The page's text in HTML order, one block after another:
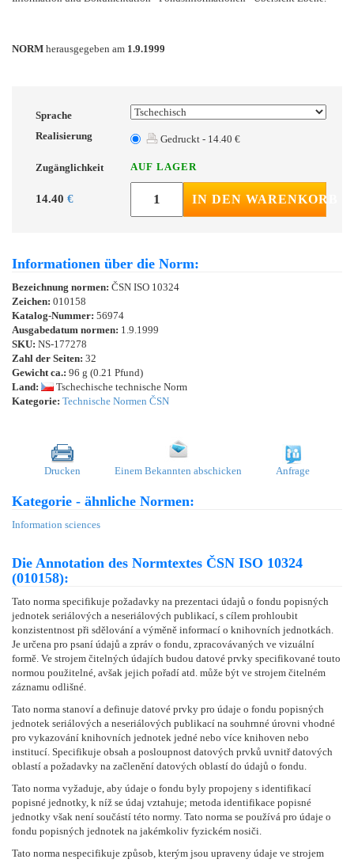
NORM herausgegeben am 1.9.1999
Sprache
Realisierung
Gedruckt - 14.40 €
Zugänglichkeit AUF LAGER
14.40 € IN DEN WARENKORB
Informationen über die Norm:
Bezeichnung normen: ČSN ISO 10324
Zeichen: 010158
Katalog-Nummer: 56974
Ausgabedatum normen: 1.9.1999
SKU: NS-177278
Zahl der Seiten: 32
Gewicht ca.: 96 g (0.21 Pfund)
Land:
Tschechische technische Norm
Kategorie: Technische Normen ČSN
Drucken Einem Bekannten abschicken Anfrage
Kategorie - ähnliche Normen:
Information sciences
Die Annotation des Normtextes ČSN ISO 10324
(010158):
Tato norma specifikuje požadavky na prezentaci údajů o fondu popisných
jednotek seriálových a neseriálových publikací, s cílem prohloubit
konzistentnost při sdělování a výměně informací o knihovních jednotkách.
Je určena pro psaní údajů a zpráv o fondu, zpracovávaných ve vizuální
formě. Ve strojem čitelných údajích budou datové prvky specifikované touto
normou použitelné, avšak jejich pořadí atd. může být ve strojem čitelném
záznamu odlišné.
Tato norma stanoví a definuje datové prvky pro údaje o fondu popisných
jednotek seriálových a neseriálových publikací na souhrnné úrovni vhodné
pro vykazování knihovních jednotek jedné nebo více knihoven nebo
institucí. Specifikuje obsah a posloupnost datových prvků uvnitř datových
oblastí a požadavky na začlenění datových oblastí do údajů o fondu.
Tato norma vyžaduje, aby údaje o fondu byly propojeny s identifikací
popisné jednotky, k níž se údaj vztahuje; metoda identifikace popisné
jednotky však není součástí této normy. Tato norma se používá pro údaje o
fondu popisných jednotek na jakémkoliv fyzickém nosiči.
Tato norma nespecifikuje způsob, kterým jsou upraveny údaje ve strojem